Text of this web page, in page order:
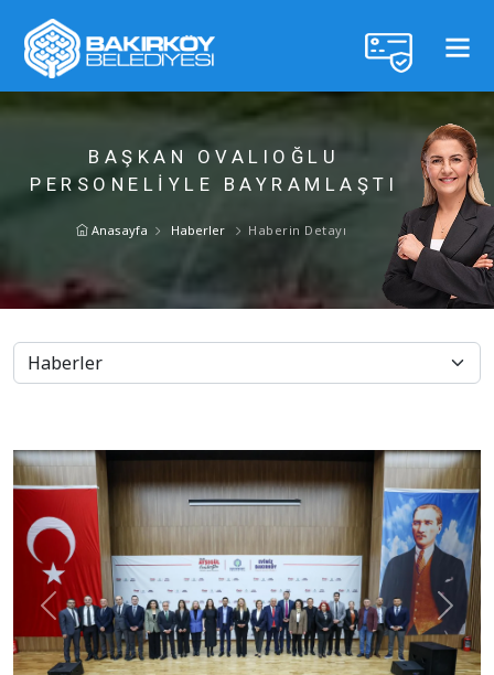
BAŞKAN OVALIOĞLU
PERSONELİYLE BAYRAMLAŞTI
Anasayfa Haberler Haberin Detayı